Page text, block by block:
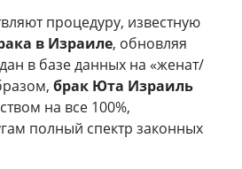
процедуру, известную
в Израиле, обновляя
в базе данных на «женат/
брак Юта Израиль
на все 100%,
полный спектр законных